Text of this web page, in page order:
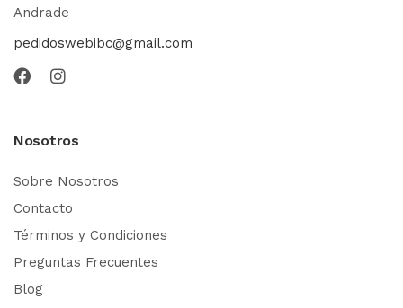
Andrade
pedidoswebibc@gmail.com
Nosotros
Sobre Nosotros
Contacto
Términos y Condiciones
Preguntas Frecuentes
Blog